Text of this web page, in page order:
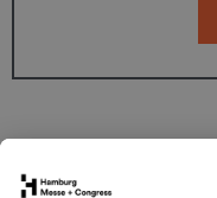
Bildnachweis